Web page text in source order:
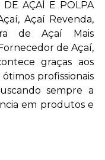
AÇAÍ E POLPA
Açaí Revenda,
de Açaí Mais
de Açaí,
graças aos
profissionais
sempre a
em produtos e